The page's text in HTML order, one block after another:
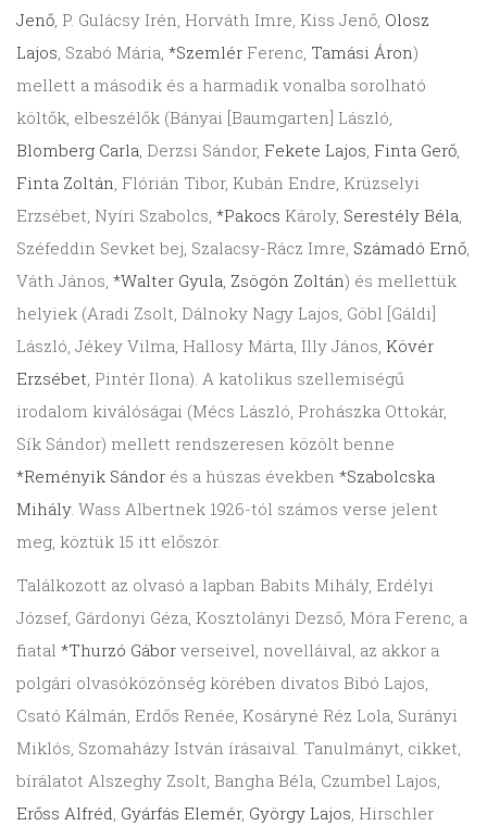
Jenő, P. Gulácsy Irén, Horváth Imre, Kiss Jenő, Olosz
Lajos, Szabó Mária, *Szemlér Ferenc, Tamási Áron)
mellett a második és a harmadik vonalba sorolható
költők, elbeszélők (Bányai [Baumgarten] László,
Blomberg Carla, Derzsi Sándor, Fekete Lajos, Finta Gerő,
Finta Zoltán, Flórián Tibor, Kubán Endre, Krüzselyi
Erzsébet, Nyíri Szabolcs, *Pakocs Károly, Serestély Béla,
Széfeddin Sevket bej, Szalacsy-Rácz Imre, Számadó Ernő,
Váth János, *Walter Gyula, Zsögön Zoltán) és mellettük
helyiek (Aradi Zsolt, Dálnoky Nagy Lajos, Göbl [Gáldi]
László, Jékey Vilma, Hallosy Márta, Illy János, Kövér
Erzsébet, Pintér Ilona). A katolikus szellemiségű
irodalom kiválóságai (Mécs László, Prohászka Ottokár,
Sík Sándor) mellett rendszeresen közölt benne
*Reményik Sándor és a húszas években *Szabolcska
Mihály. Wass Albertnek 1926-tól számos verse jelent
meg, köztük 15 itt először.
Találkozott az olvasó a lapban Babits Mihály, Erdélyi
József, Gárdonyi Géza, Kosztolányi Dezső, Móra Ferenc, a
fiatal *Thurzó Gábor verseivel, novelláival, az akkor a
polgári olvasóközönség körében divatos Bibó Lajos,
Csató Kálmán, Erdős Renée, Kosáryné Réz Lola, Surányi
Miklós, Szomaházy István írásaival. Tanulmányt, cikket,
bírálatot Alszeghy Zsolt, Bangha Béla, Czumbel Lajos,
Erőss Alfréd, Gyárfás Elemér, György Lajos, Hirschler